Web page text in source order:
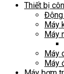
Thiết bị
Máy
Máy
Máy
Máy